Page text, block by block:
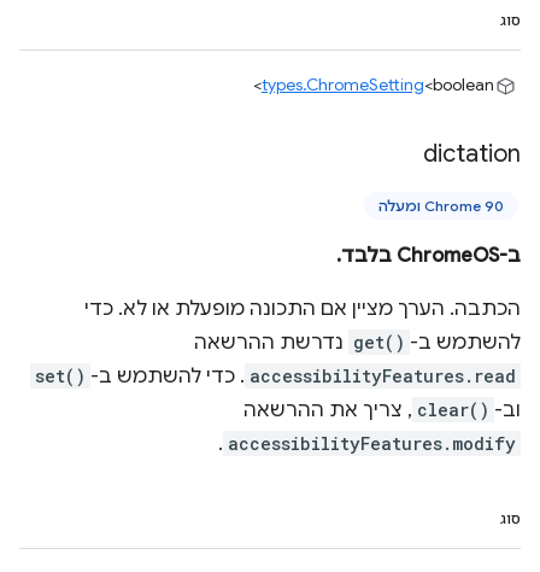
סוג
types.ChromeSetting<boolean>
dictation
Chrome 90 ומעלה
ב-ChromeOS בלבד.
הכתבה. הערך מציין אם התכונה מופעלת או לא. כדי
להשתמש ב- get() נדרשת ההרשאה
accessibilityFeatures.read . כדי להשתמש ב- set()
וב- clear() , צריך את ההרשאה
accessibilityFeatures.modify
.
סוג